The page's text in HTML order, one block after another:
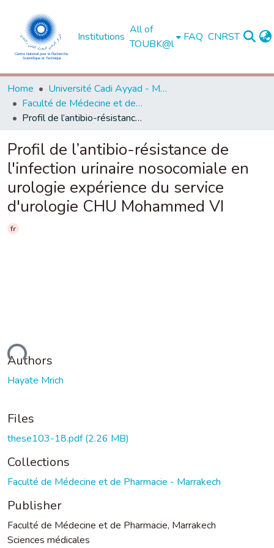
Institutions
All of
TOUBK@l
FAQ CNRST
Home
Université Cadi Ayyad - Marrakech
Faculté de Médecine et de Pharmacie - Marrakech
Profil de l’antibio-résistance de l'infection urinaire nosocomiale en urologie expérience du service d'urologie CHU Mohammed VI
Profil de l’antibio-résistance de
l'infection urinaire nosocomiale en
urologie expérience du service
d'urologie CHU Mohammed VI
fr
Authors
Hayate Mrich
Files
these103-18.pdf(2.26 MB)
Collections
Faculté de Médecine et de Pharmacie - Marrakech
Publisher
Faculté de Médecine et de Pharmacie, Marrakech
Sciences médicales